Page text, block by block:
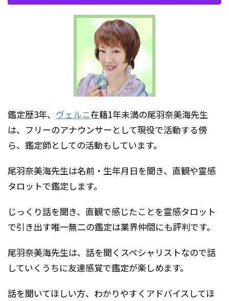
鑑定歴3年、 ヴェルニ在籍1年未満の尾羽奈美海先生
は、フリーのアナウンサーとして現役で活動する傍
ら、鑑定師としての活動もしています。
尾羽奈美海先生は名前・生年月日を聞き、直観や霊感
タロットで鑑定します。
じっくり話を聞き、直観で感じたことを霊感タロット
で引き出す唯一無二の鑑定は業界仲間にも評判です。
尾羽奈美海先生は、話を聞くスペシャリストなので話
していくうちに友達感覚で鑑定が楽しめます。
話を聞いてほしい方、わかりやすくアドバイスしてほ